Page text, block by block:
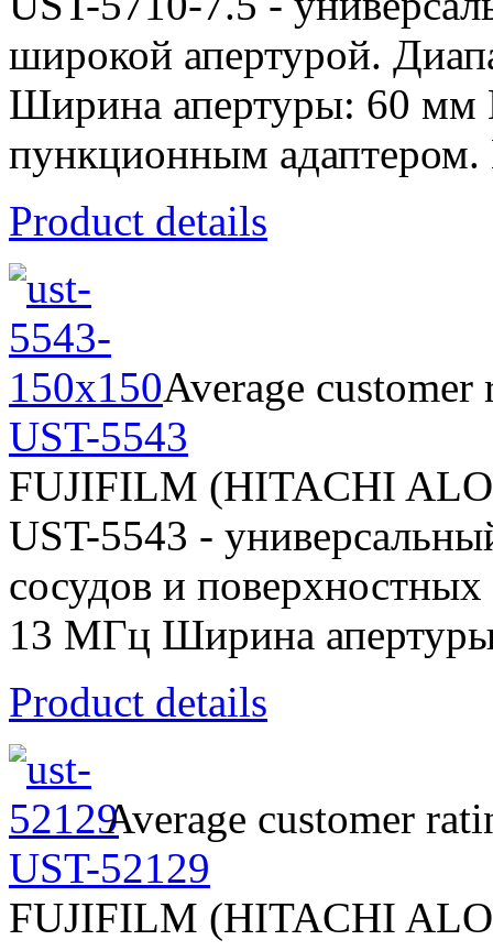
широкой апертурой.
Ширина апертуры: 60 мм
пункционным
Product details
Average customer
UST-5543
FUJIFILM (HITACHI
UST-5543 -
сосудов и
13 МГц Ширина
Product details
Average customer
UST-52129
FUJIFILM (HITACHI